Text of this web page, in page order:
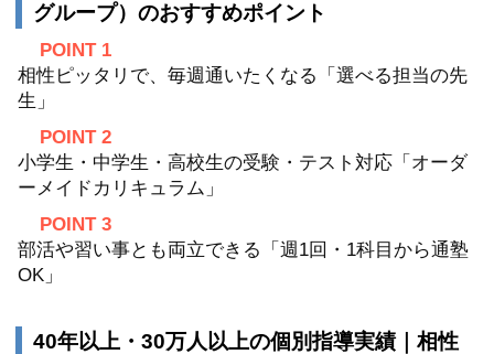
グループ）のおすすめポイント
POINT 1
相性ピッタリで、毎週通いたくなる「選べる担当の先
生」
POINT 2
小学生・中学生・高校生の受験・テスト対応「オーダ
ーメイドカリキュラム」
POINT 3
部活や習い事とも両立できる「週1回・1科目から通塾
OK」
40年以上・30万人以上の個別指導実績｜相性